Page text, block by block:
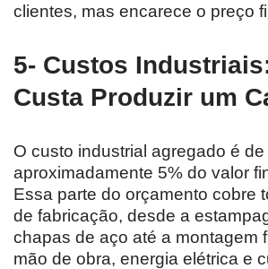
clientes, mas encarece o preço
5- Custos
Custa Produzir um
O custo industrial agregado é de
aproximadamente 5% do valor
Essa parte do orçamento cobre
de fabricação, desde a
chapas de aço até a montagem
mão de obra, energia elétrica e